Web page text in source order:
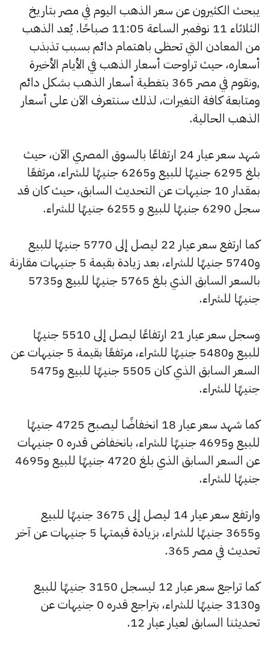
يبحث الكثيرون عن سعر الذهب اليوم في مصر بتاريخ
الثلاثاء 11 نوفمبر الساعة 11:05 صباحًا. يُعد الذهب
من المعادن التي تحظى باهتمام دائم بسبب تذبذب
أسعاره، حيث تراوحت أسعار الذهب في الأيام الأخيرة
,ونقوم في مصر 365 بتغطية أسعار الذهب بشكل دائم
ومتابعة كافة التغيرات، لذلك سنتعرف الآن على أسعار
الذهب الحالية.
شهد سعر عيار 24 ارتفاعًا بالسوق المصري الآن، حيث
بلغ 6295 جنيهًا للبيع و6265 جنيهًا للشراء، مرتفعًا
بمقدار 10 جنيهات عن التحديث السابق، حيث كان قد
سجل 6290 جنيهًا للبيع و 6255 جنيهًا للشراء.
كما ارتفع سعر عيار 22 ليصل إلى 5770 جنيهًا للبيع
و5740 جنيهًا للشراء، بعد زيادة بقيمة 5 جنيهات مقارنة
بالسعر السابق الذي بلغ 5765 جنيهًا للبيع و5735
جنيهًا للشراء.
وسجل سعر عيار 21 ارتفاعًا ليصل إلى 5510 جنيهًا
للبيع و5480 جنيهًا للشراء، مرتفعًا بقيمة 5 جنيهات عن
السعر السابق الذي كان 5505 جنيهًا للبيع و5475
جنيهًا للشراء.
كما شهد سعر عيار 18 انخفاضًا ليصبح 4725 جنيهًا
للبيع و4695 جنيهًا للشراء، بانخفاض قدره 0 جنيهات
عن السعر السابق الذي بلغ 4720 جنيهًا للبيع و4695
جنيهًا للشراء.
وارتفع سعر عيار 14 ليصل إلى 3675 جنيهًا للبيع
و3655 جنيهًا للشراء، بزيادة قيمتها 5 جنيهات عن آخر
تحديث في مصر 365.
كما تراجع سعر عيار 12 ليسجل 3150 جنيهًا للبيع
و3130 جنيهًا للشراء، بتراجع قدره 0 جنيهات عن
تحديثنا السابق لعيار عيار 12.